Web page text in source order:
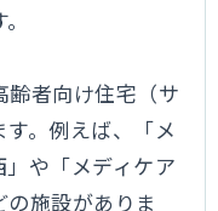
者向け住宅（サ
。例えば、「メ
や「メディケア
施設がありま